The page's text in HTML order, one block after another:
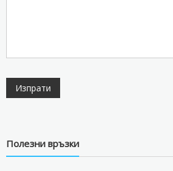
Полезни връзки